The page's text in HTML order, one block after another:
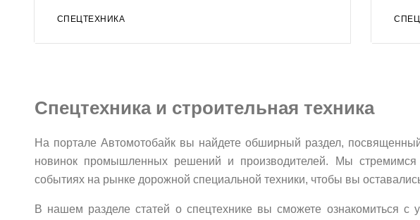
СПЕЦТЕХНИКА
Спецтехника и строительная техника
На портале Автомотобайк вы найдете обширный раздел,
новинок промышленных решений и производителей. Мы
событиях на рынке дорожной специальной техники, чтобы вы
В нашем разделе статей о спецтехнике вы сможете ознакомиться